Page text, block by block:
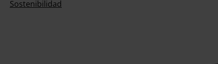
Sostenibilidad